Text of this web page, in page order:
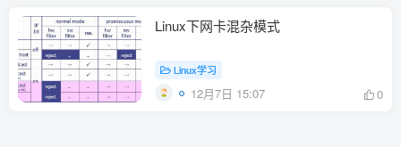
Linux下网卡混杂模式
Linux学习
12月7日 15:07 0